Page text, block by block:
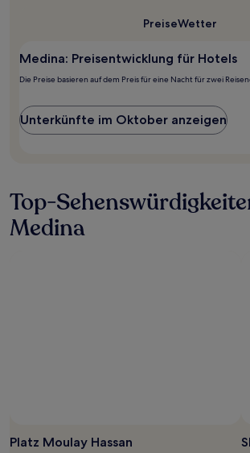
PreiseWetter
Medina: Preisentwicklung für Hotels
Die Preise basieren auf dem Preis für eine Nacht für zwei
Unterkünfte im Oktober anzeigen
Top-
Medina
Platz Moulay Hassan